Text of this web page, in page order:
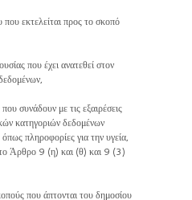
εκτελείται προς το σκοπό
που έχει ανατεθεί στον
συνάδουν με τις εξαιρέσεις
κατηγοριών δεδομένων
πληροφορίες για την υγεία,
Άρθρο 9 (η) και (θ) και 9 (3)
που άπτονται του δημοσίου